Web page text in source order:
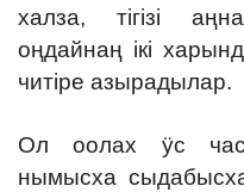
халза, тігізі
оңдайнаң ікі
читіре азырадылар.
Ол оолах ӱс
нымысха